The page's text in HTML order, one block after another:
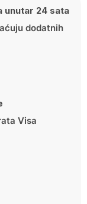
unutar 24 sata
dodatnih
Visa